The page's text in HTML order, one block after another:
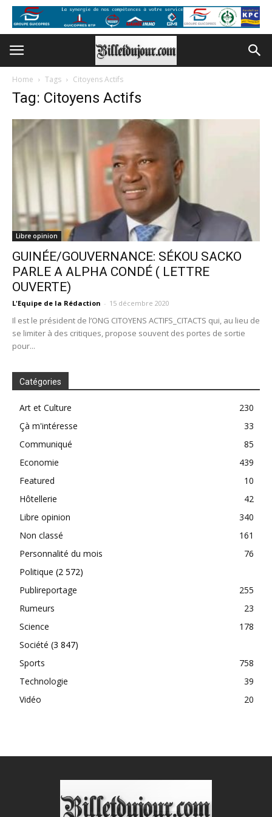
Home Tags Citoyens Actifs
Tag: Citoyens Actifs
Libre opinion
GUINÉE/GOUVERNANCE: SÉKOU SACKO
PARLE A ALPHA CONDÉ ( LETTRE
OUVERTE)
L'Equipe de la Rédaction - 15 décembre 2020
Il est le président de l’ONG CITOYENS ACTIFS_CITACTS qui, au lieu de
se limiter à des critiques, propose souvent des portes de sortie
pour...
Catégories
Art et Culture
230
Çà m'intéresse
33
Communiqué
85
Economie
439
Featured
10
Hôtellerie
42
Libre opinion
340
Non classé
161
Personnalité du mois
76
Politique (2 572)
Publireportage
255
Rumeurs
23
Science
178
Société (3 847)
Sports
758
Technologie
39
Vidéo
20